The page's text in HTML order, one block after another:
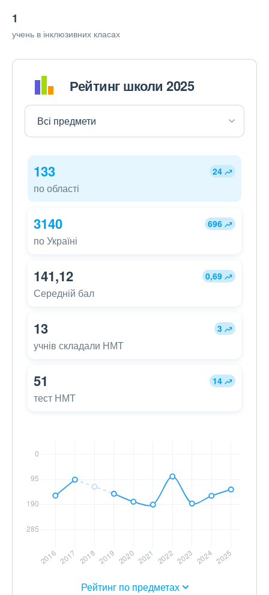
1
учень в інклюзивних класах
Рейтинг школи 2025
133 24
по області
3140 696
по Україні
141,12 0,69
Середній бал
13 3
учнів складали НМТ
51 14
тест НМТ
Рейтинг по предметах